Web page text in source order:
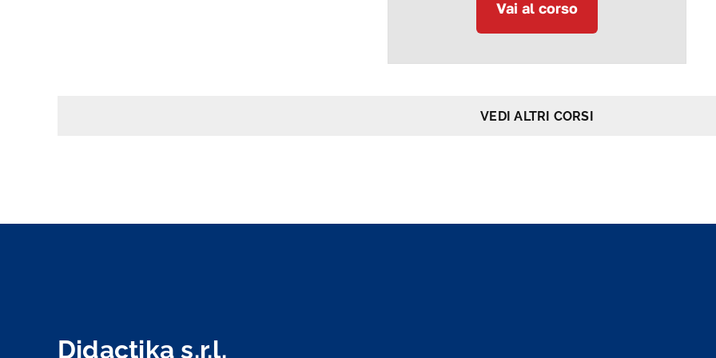
Vai al corso
VEDI ALTRI CORSI
Didactika s.r.l.